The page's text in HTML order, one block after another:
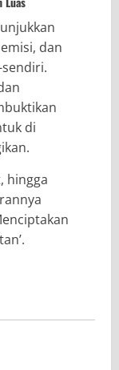
dan
di
hingga